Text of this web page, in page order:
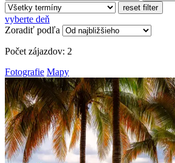
reset filter
vyberte deň
Zoradiť podľa
Počet zájazdov: 2
Fotografie Mapy